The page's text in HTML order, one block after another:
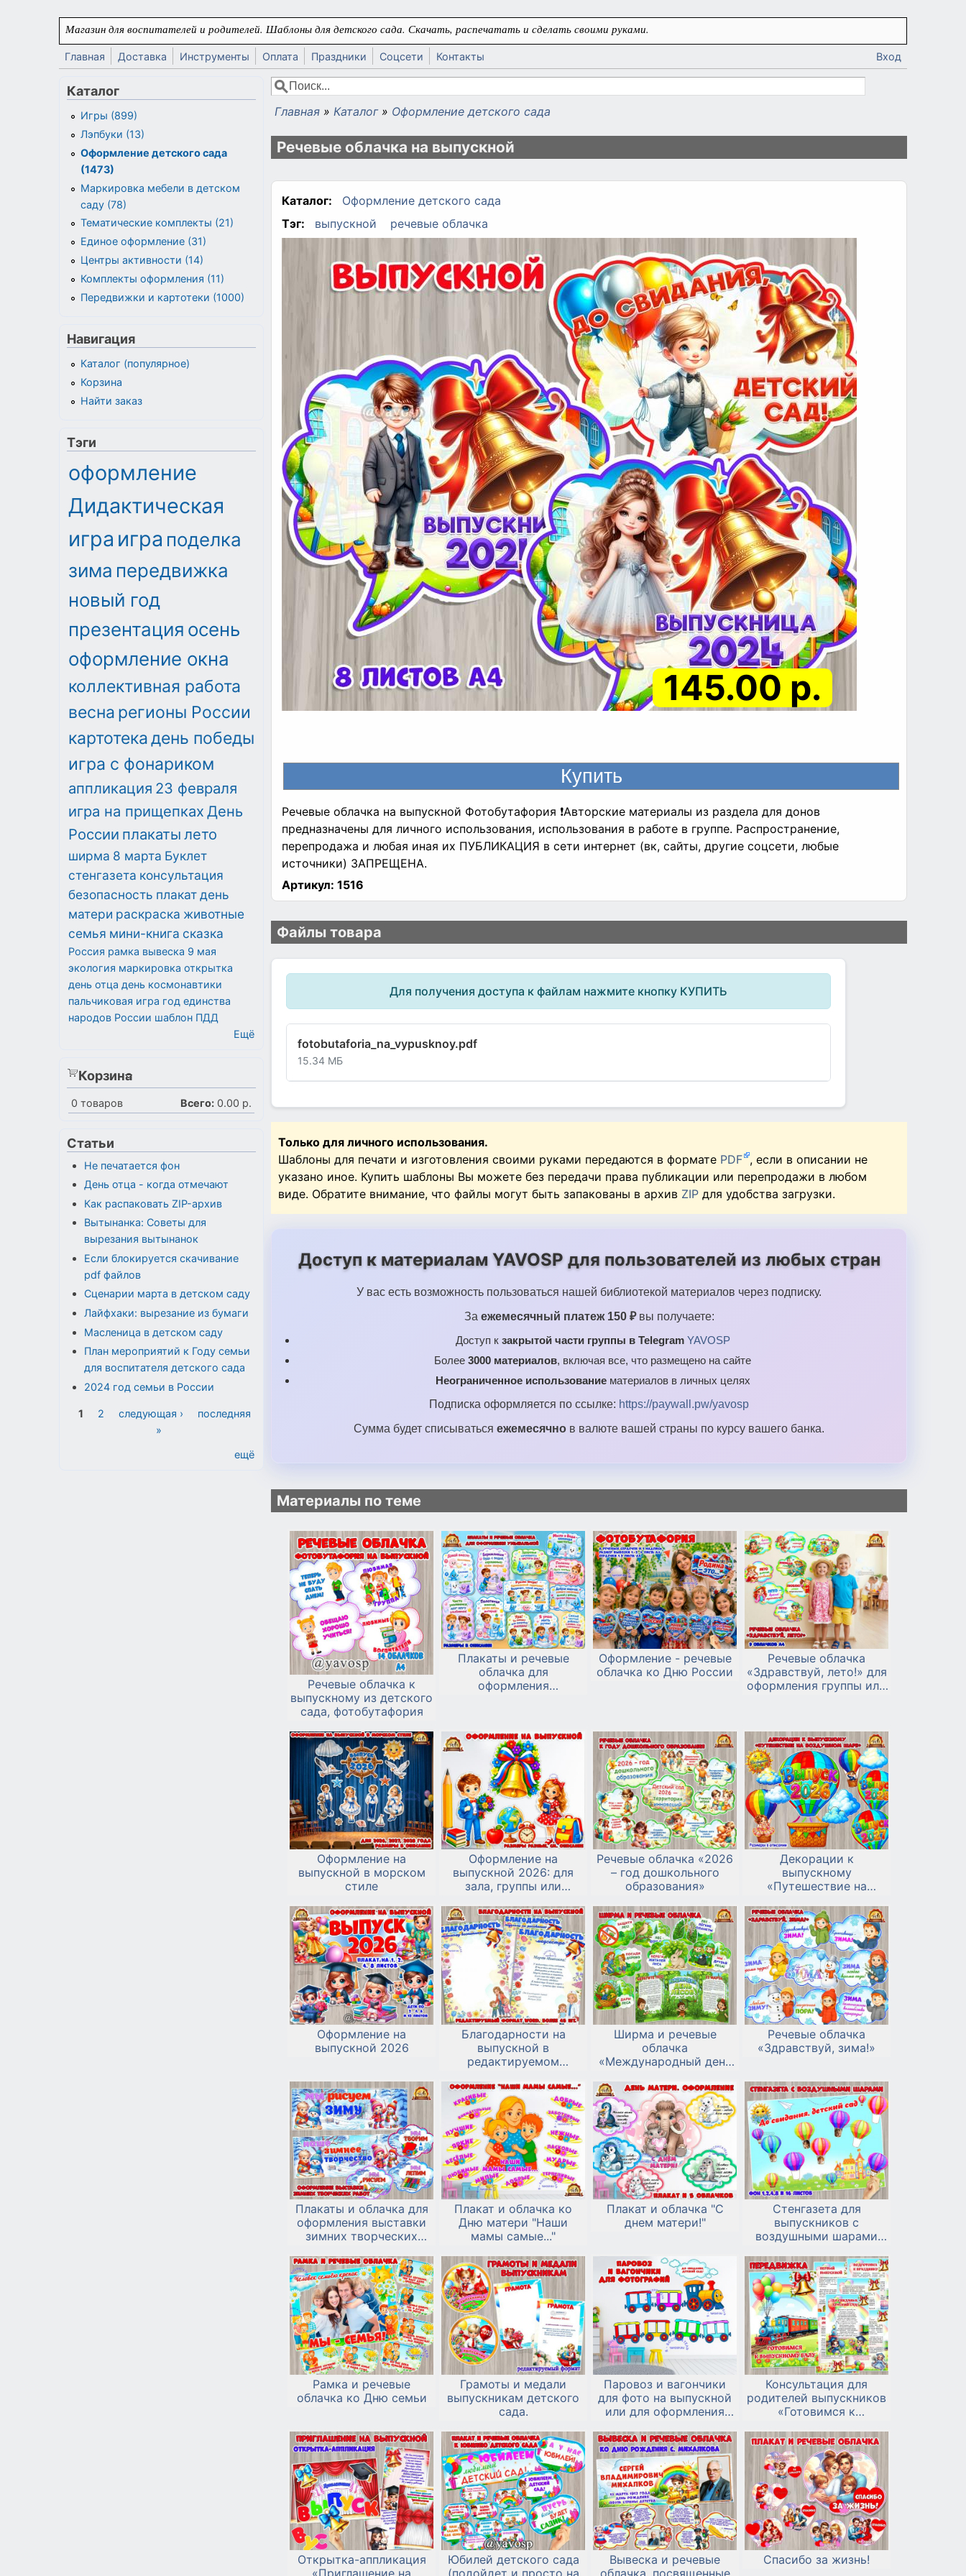
Перейти к основному содержанию
Магазин для воспитателей и родителей. Шаблоны для детского сада. Скачать, распечатать и сделать своими руками.
Главная Доставка Инструменты Оплата Праздники Соцсети Контакты Вход
Форма поиска
Поиск
Вы здесь
Главная » Каталог » Оформление детского сада
Речевые облачка на выпускной
Каталог:
Оформление детского сада
Тэг:
выпускной речевые облачка
145.00 р.
Речевые облачка на выпускной Фотобутафория ❗Авторские материалы из раздела для донов
предназначены для личного использования, использования в работе в группе. Распространение,
перепродажа и любая иная их ПУБЛИКАЦИЯ в сети интернет (вк, сайты, другие соцсети, любые
источники) ЗАПРЕЩЕНА.
Артикул: 1516
Файлы товара
Для получения доступа к файлам нажмите кнопку КУПИТЬ
fotobutaforia_na_vypusknoy.pdf
15.34 МБ
Только для личного использования.
Шаблоны для печати и изготовления своими руками передаются в формате PDF , если в описании не
указано иное. Купить шаблоны Вы можете без передачи права публикации или перепродажи в любом
виде. Обратите внимание, что файлы могут быть запакованы в архив ZIP для удобства загрузки.
Доступ к материалам YAVOSP для пользователей из любых стран
У вас есть возможность пользоваться нашей библиотекой материалов через подписку.
За ежемесячный платеж 150 ₽вы получаете:
Доступ к закрытой части группы в Telegram YAVOSP
Более 3000 материалов, включая все, что размещено на сайте
Неограниченное использованиематериалов в личных целях
Подписка оформляется по ссылке: https://paywall.pw/yavosp
Сумма будет списываться ежемесячно в валюте вашей страны по курсу вашего банка.
Материалы по теме
Речевые облачка к
выпускному из детского
сада, фотобутафория
Плакаты и речевые
облачка для
оформления
Оформление - речевые
облачка ко Дню России
Речевые облачка
«Здравствуй, лето!» для
оформления группы или
Оформление на
выпускной в морском
стиле
Оформление на
выпускной 2026: для
зала, группы или
Речевые облачка «2026
– год дошкольного
образования»
Декорации к
выпускному
«Путешествие на
Оформление на
выпускной 2026
Благодарности на
выпускной в
редактируемом
Ширма и речевые
облачка
«Международный день
Речевые облачка
«Здравствуй, зима!»
Плакаты и облачка для
оформления выставки
зимних творческих
Плакат и облачка ко
Дню матери "Наши
мамы самые..."
Плакат и облачка "С
днем матери!"
Стенгазета для
выпускников с
воздушными шарами
сад!».
Рамка и речевые
облачка ко Дню семьи
Грамоты и медали
выпускникам детского
сада.
Паровоз и вагончики
для фото на выпускной
или для оформления
Консультация для
родителей выпускников
«Готовимся к
Открытка-аппликация
«Приглашение на
Юбилей детского сада
(подойдет и просто на
Вывеска и речевые
облачка, посвященные
Спасибо за жизнь!
Каталог
Игры (899)
Лэпбуки (13)
Оформление детского сада
(1473)
Маркировка мебели в детском
саду (78)
Тематические комплекты (21)
Единое оформление (31)
Центры активности (14)
Комплекты оформления (11)
Передвижки и картотеки (1000)
Навигация
Каталог (популярное)
Корзина
Найти заказ
Тэги
оформление
Дидактическая
игра игра поделка
зима передвижка
новый год
презентация осень
оформление окна
коллективная работа
весна регионы России
картотекадень победы
игра с фонариком
аппликация 23 февраля
игра на прищепках День
России плакаты лето
ширма 8 марта Буклет
стенгазета консультация
безопасность плакатдень
матери раскраска животные
семья мини-книга сказка
Россия рамка вывеска 9 мая
экология маркировка открытка
день отца день космонавтики
пальчиковая игра год единства
народов России шаблон ПДД
Ещё
Корзина
0 товаров Всего: 0.00 р.
Статьи
Не печатается фон
День отца - когда отмечают
Как распаковать ZIP-архив
Вытынанка: Советы для
вырезания вытынанок
Если блокируется скачивание
pdf файлов
Сценарии марта в детском саду
Лайфхаки: вырезание из бумаги
Масленица в детском саду
План мероприятий к Году семьи
для воспитателя детского сада
2024 год семьи в России
Страницы
1 2 следующая ›
последняя
»
ещё